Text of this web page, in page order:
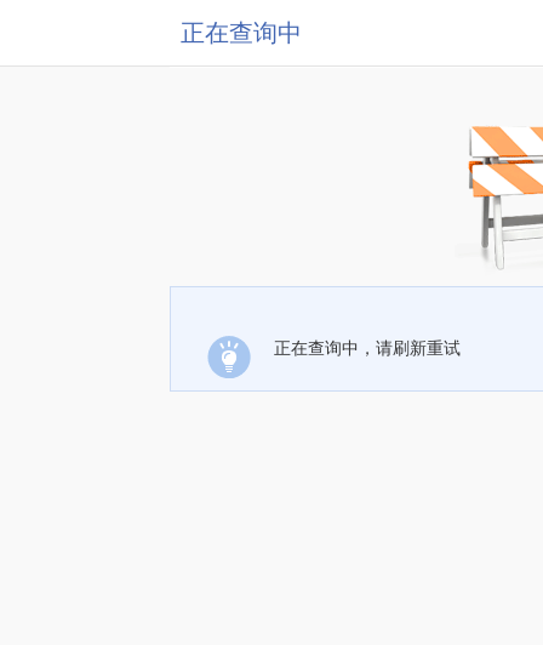
正在查询中
正在查询中，请刷新重试